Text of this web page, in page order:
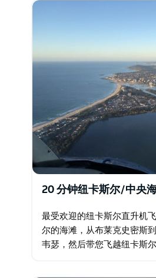
20 分钟纽卡斯尔/中央
最受欢迎的纽卡斯尔直升机
尔的海滩，从布莱克史密斯
韦瑟，然后带您飞越纽卡斯